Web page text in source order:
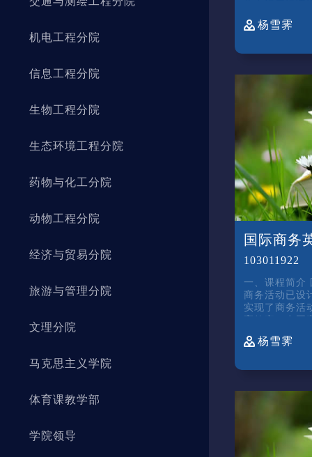
机电工程分院
信息工程分院
生物工程分院
生态环境工程分院
药物与化工分院
动物工程分院
经济与贸易分院
旅游与管理分院
文理分院
马克思主义学院
体育课教学部
学院领导
HSK二级、
杨雪霁
国际商务
103011922
一、课程简介 国际交流日益频繁，
商务活动已设
实现了商务活
国际复合型技
杨雪霁